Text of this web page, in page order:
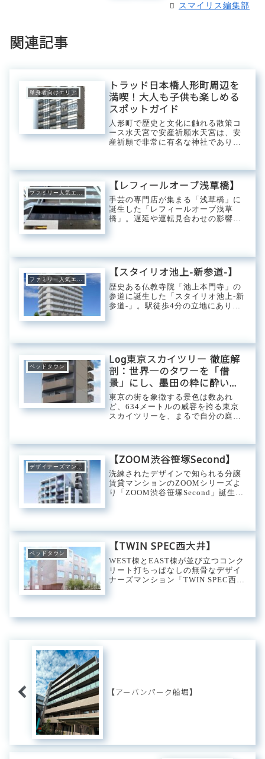
スマイリス編集部
関連記事
単身者向けエリア
トラッド日本橋人形町周辺を
満喫！大人も子供も楽しめる
スポットガイド
人形町で歴史と文化に触れる散策コ
ース水天宮で安産祈願水天宮は、安
産祈願で非常に有名な神社であり、
成長を願う人々にとって、特別な場
所として親しまれてきました。毎月
5日には「お戌の日...
ファミリー人気エリア
【レフィールオーブ浅草橋】
手芸の専門店が集まる「浅草橋」に
誕生した「レフィールオーブ浅草
橋」。遅延や運転見合わせの影響を
コンビニも複数利用でき観光地に囲
まれた立地のためレ...
ファミリー人気エリア
【スタイリオ池上-新参道-】
歴史ある仏教寺院「池上本門寺」の
参道に誕生した「スタイリオ池上-新
参道-」。駅徒歩4分の立地にあり、
節ごとに花が咲き乱れる「池上梅
園」からも近...
ベッドタウン
Log東京スカイツリー 徹底解
剖：世界一のタワーを「借
景」にし、墨田の粋に酔いし
れる。下町モダンを更新する
アーバン・ログ。
東京の街を象徴する景色は数あれ
ど、634メートルの威容を誇る東京
スカイツリーを、まるで自分の庭に
ん。墨田区向島。かつて文人墨客が
愛し、今も料亭の黒塀や石畳が一部
に残る「粋」な街。...
デザイナーズマンション
【ZOOM渋谷笹塚Second】
洗練されたデザインで知られる分譲
賃貸マンションのZOOMシリーズよ
り「ZOOM渋谷笹塚Second」誕生。
上げられる「笹塚ボウル」や「天空
のアジ...
ベッドタウン
【TWIN SPEC西大井】
WEST棟とEAST棟が並び立つコンク
リート打ちっぱなしの無骨なデザイ
ナーズマンション「TWIN SPEC西大
チェーン店、惣菜屋などがあり生活
【アーバンパーク船堀】